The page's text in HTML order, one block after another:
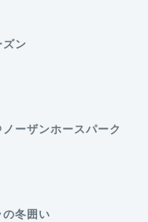
ズン
ーザンホースパーク
の冬囲い